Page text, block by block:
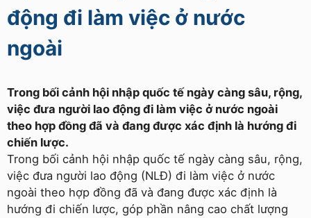
động đi làm việc ở nước
ngoài
Trong bối cảnh hội nhập quốc tế ngày càng sâu, rộng,
việc đưa người lao động đi làm việc ở nước ngoài
theo hợp đồng đã và đang được xác định là hướng đi
chiến lược.
Trong bối cảnh hội nhập quốc tế ngày càng sâu, rộng,
việc đưa người lao động (NLĐ) đi làm việc ở nước
ngoài theo hợp đồng đã và đang được xác định là
hướng đi chiến lược, góp phần nâng cao chất lượng